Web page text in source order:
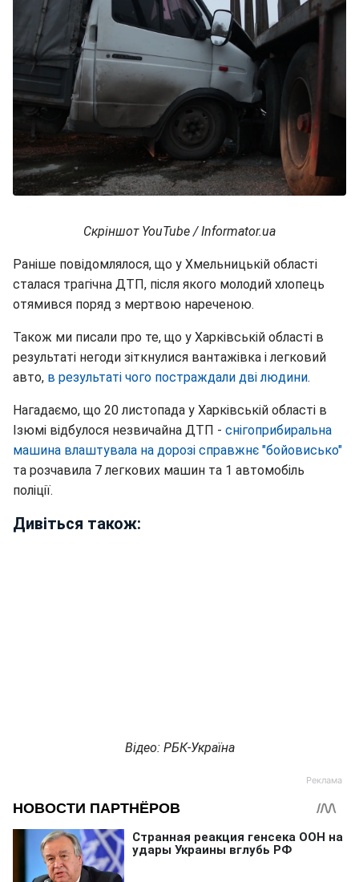
Скріншот YouTube / Informator.ua
Раніше повідомлялося, що у Хмельницькій області
сталася трагічна ДТП, після якого молодий хлопець
отямився поряд з мертвою нареченою.
Також ми писали про те, що у Харківській області в
результаті негоди зіткнулися вантажівка і легковий
авто, в результаті чого постраждали дві людини.
Нагадаємо, що 20 листопада у Харківській області в
Ізюмі відбулося незвичайна ДТП - снігоприбиральна
машина влаштувала на дорозі справжнє "бойовисько"
та розчавила 7 легкових машин та 1 автомобіль
поліції.
Дивіться також:
Відео: РБК-Україна